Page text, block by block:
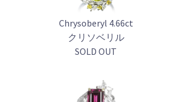
Chrysoberyl 4.66ct
クリソベリル
SOLD OUT